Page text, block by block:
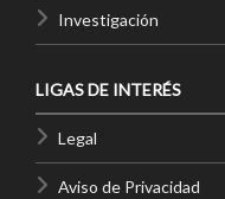
Investigación
LIGAS DE INTERÉS
Legal
Aviso de Privacidad